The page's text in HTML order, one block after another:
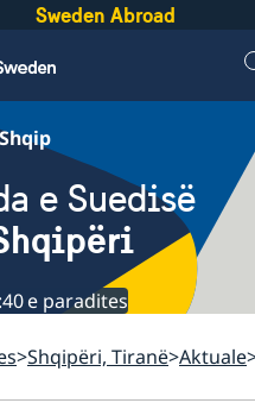
Sweden Abroad
Shqip
e Suedisë
e paradites
Shqipëri, Tiranë Aktuale